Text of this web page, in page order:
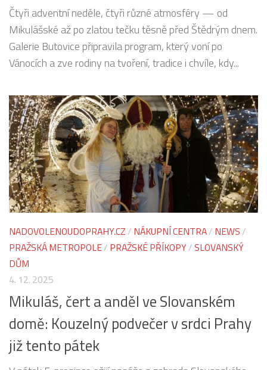
Čtyři adventní neděle, čtyři různé atmosféry — od
Mikulášské až po zlatou tečku těsně před Štědrým dnem.
Galerie Butovice připravila program, který voní po
Vánocích a zve rodiny na tvoření, tradice i chvíle, kdy...
NADOVOLENOUDOPRAHY.CZ / NÁKUPNÍ CENTRA/ NEWS /
PRAŽSKÁ METROPOLE/ PRAŽSKÉ PŘÍKOPY/SLOVANSKÝ
DŮM
4. 12. 2025
Mikuláš, čert a anděl ve Slovanském
domě: Kouzelný podvečer v srdci Prahy
již tento pátek